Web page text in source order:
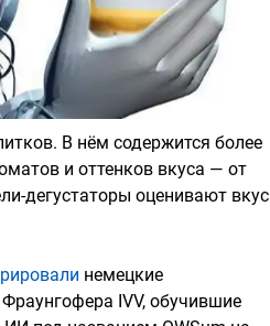
В нём содержится более
и оттенков вкуса — от
дегустаторы оценивают вкус
немецкие
IVV, обучившие